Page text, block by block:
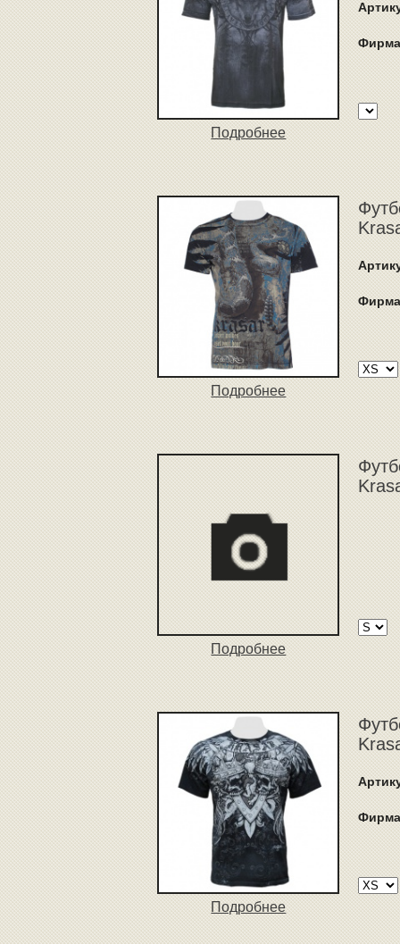
Подробнее
Подробнее
Подробнее
Подробнее